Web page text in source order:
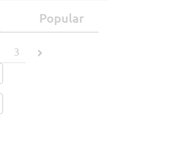
Popular
3